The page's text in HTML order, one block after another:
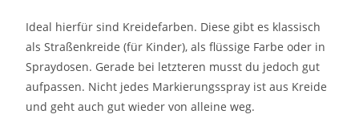
Ideal hierfür sind Kreidefarben. Diese gibt es klassisch
als Straßenkreide (für Kinder), als flüssige Farbe oder in
Spraydosen. Gerade bei letzteren musst du jedoch gut
aufpassen. Nicht jedes Markierungsspray ist aus Kreide
und geht auch gut wieder von alleine weg.